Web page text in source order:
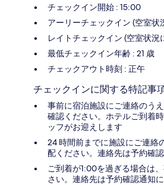
チェックイン開始 : 15:00
アーリーチェックイン (空室状
レイトチェックイン (空室状況
最低チェックイン年齢 : 21 歳
チェックアウト時刻 : 正午
チェックインに関する特記事
事前に宿泊施設にご連絡のう
確認ください。ホテルご到着
ッフがお迎えします
24 時間前までに施設にご連絡
配ください。連絡先は予約確
ご到着が1:00を過ぎる場合は
さい。連絡先は予約確認通知